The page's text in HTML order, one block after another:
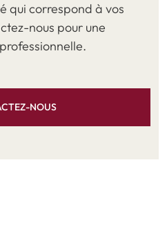
qui correspond à vos
nous pour une
NOUS